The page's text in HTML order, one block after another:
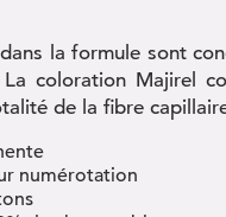
la formule sont
coloration Majirel
de la fibre
numérotation